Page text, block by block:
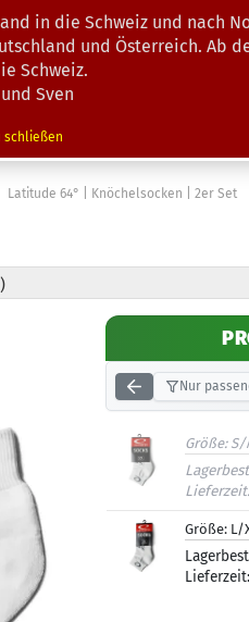
Suche...
in die Schweiz und nach
und Österreich. Ab
Schweiz.
Sven
schließen
Latitude 64° | Knöchelsocken | 2er Set
Nur
Größe: S/
Größe: L/
Lieferzeit: